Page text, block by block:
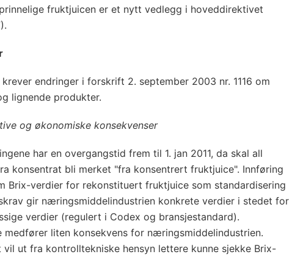
fruktjuicen er et nytt vedlegg i hoveddirektivet
krever endringer i forskrift 2. september 2003 nr. 1116 om
lignende produkter.
og økonomiske konsekvenser
har en overgangstid frem til 1. jan 2011, da skal all
konsentrat bli merket "fra konsentrert fruktjuice". Innføring
Brix-verdier for rekonstituert fruktjuice som standardisering
gir næringsmiddelindustrien konkrete verdier i stedet for
verdier (regulert i Codex og bransjestandard).
medfører liten konsekvens for næringsmiddelindustrien.
vil ut fra kontrolltekniske hensyn lettere kunne sjekke Brix-